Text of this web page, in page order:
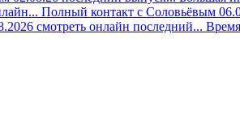
Полный контакт с Соловьёвым
смотреть онлайн последний...